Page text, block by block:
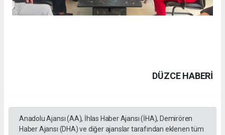
DÜZCE HABERİ
Anadolu Ajansı (AA), İhlas Haber Ajansı (İHA), Demirören
Haber Ajansı (DHA) ve diğer ajanslar tarafından eklenen tüm